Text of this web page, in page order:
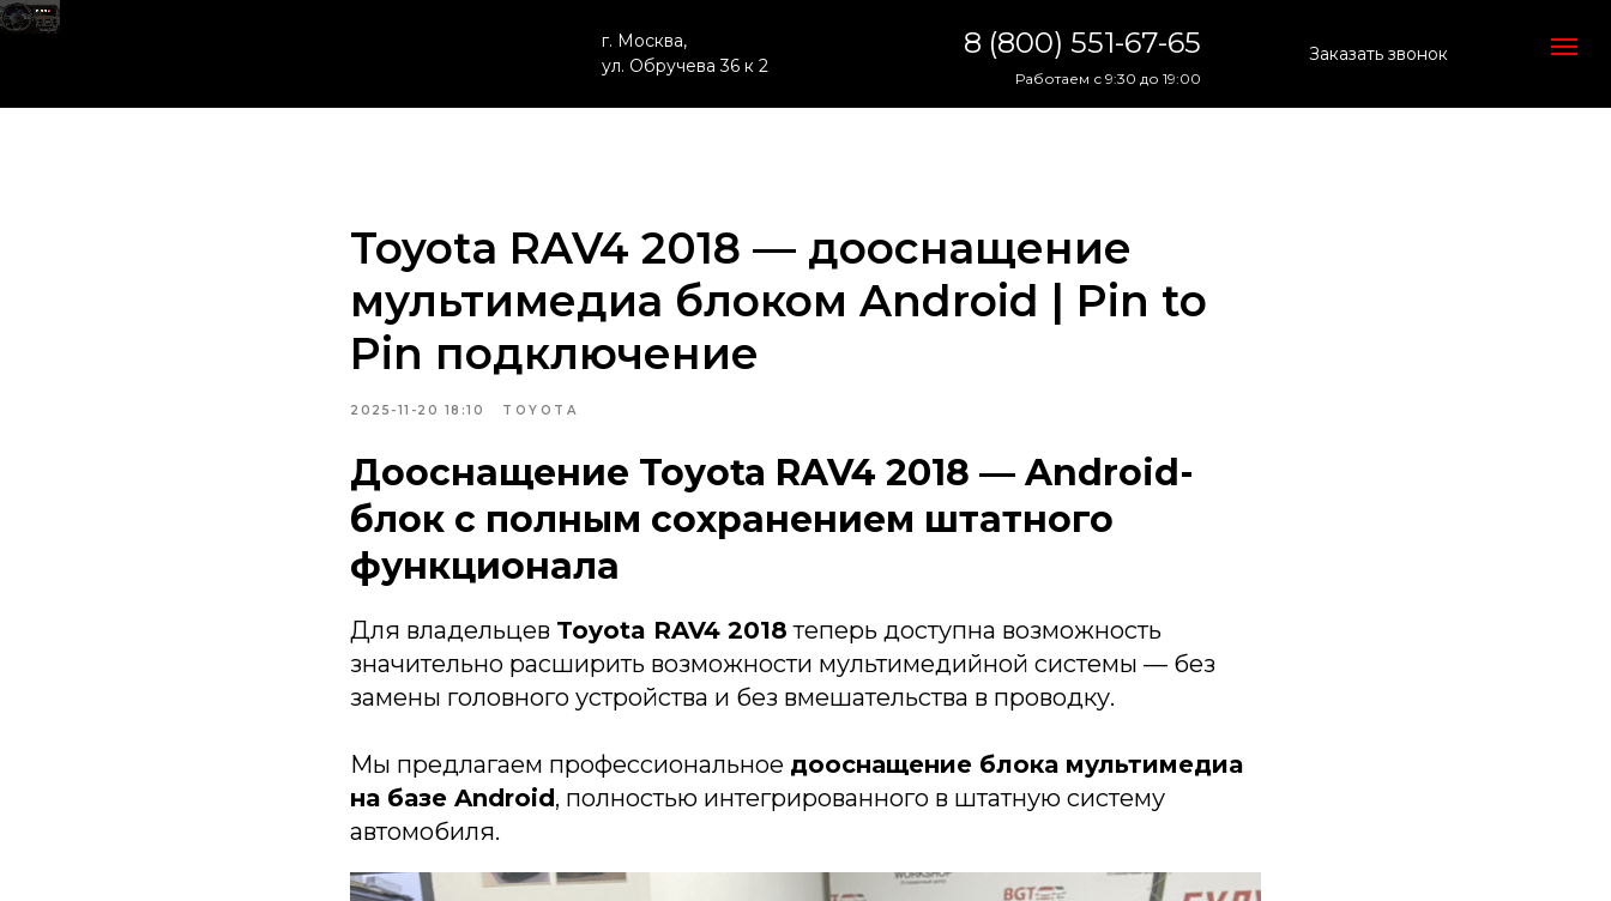
г. Москва,
ул. Обручева 36 к 2
Работаем с 9:30 до 19:00
Заказать звонок
8 (800) 551-67-65
Toyota RAV4 2018 — дооснащение
мультимедиа блоком Android | Pin to
Pin подключение
2025-11-20 18:10 TOYOTA
Дооснащение Toyota RAV4 2018 — Android-
блок с полным сохранением штатного
функционала
Для владельцев Toyota RAV4 2018 теперь доступна возможность
значительно расширить возможности мультимедийной системы — без
замены головного устройства и без вмешательства в проводку.
Мы предлагаем профессиональное дооснащение блока мультимедиа
на базе Android, полностью интегрированного в штатную систему
автомобиля.